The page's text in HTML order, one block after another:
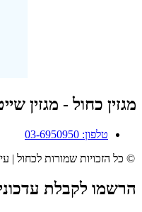
מגזין כחול - מגזין
טלפון: 03-6950950
© כל הזכויות שמורות לכחול |
הרשמו לקבלת